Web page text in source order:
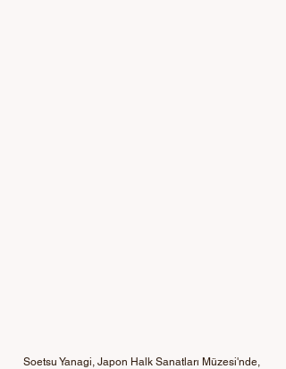
Soetsu Yanagi, Japon Halk Sanatları Müzesi'nde,